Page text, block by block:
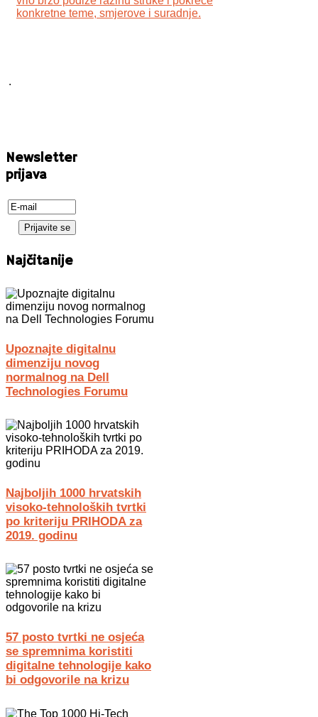
konkretne teme, smjerove i suradnje.
.
Newsletter
prijava
Najčitanije
Upoznajte digitalnu
dimenziju novog
normalnog na Dell
Technologies Forumu
Najboljih 1000 hrvatskih
visoko-tehnoloških tvrtki
po kriteriju PRIHODA za
2019. godinu
57 posto tvrtki ne osjeća
se spremnima koristiti
digitalne tehnologije kako
bi odgovorile na krizu